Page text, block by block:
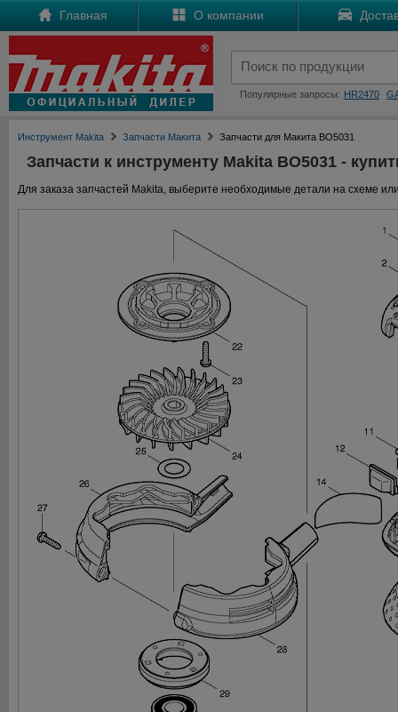
Главная О компании
Популярные запросы: HR2470
Инструмент Makita Запчасти Макита Запчасти для Макита BO5031
Запчасти к инструменту Makita BO5031 -
Для заказа запчастей Makita, выберите необходимые детали на схеме